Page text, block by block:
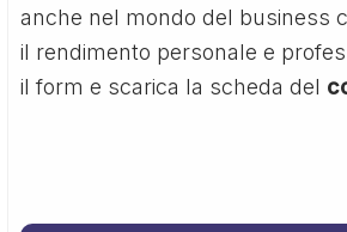
anche nel mondo del business
il rendimento personale e
il form e scarica la scheda del